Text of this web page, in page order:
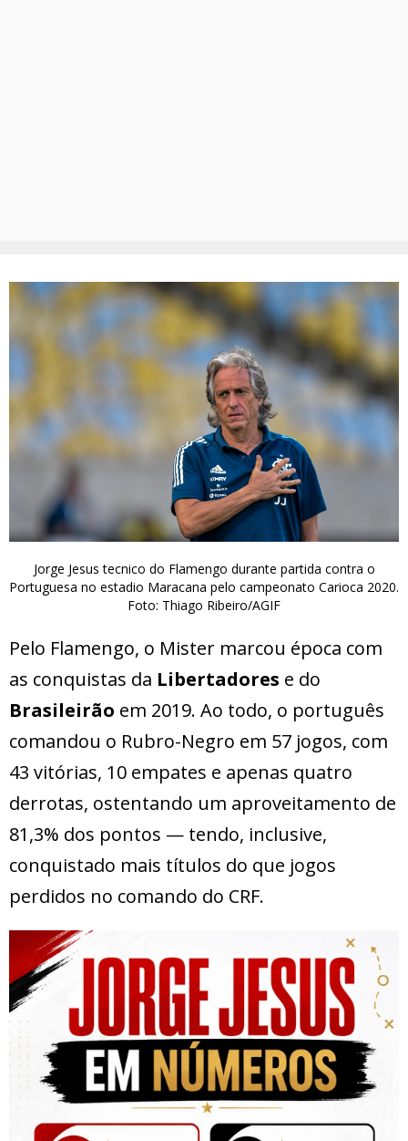
Jorge Jesus tecnico do Flamengo durante partida contra o
Portuguesa no estadio Maracana pelo campeonato Carioca 2020.
Foto: Thiago Ribeiro/AGIF
Pelo Flamengo, o Mister marcou época com
as conquistas da Libertadores e do
Brasileirão em 2019. Ao todo, o português
comandou o Rubro-Negro em 57 jogos, com
43 vitórias, 10 empates e apenas quatro
derrotas, ostentando um aproveitamento de
81,3% dos pontos — tendo, inclusive,
conquistado mais títulos do que jogos
perdidos no comando do CRF.